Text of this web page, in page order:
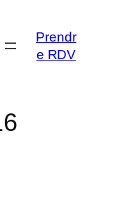
Prendr
e RDV